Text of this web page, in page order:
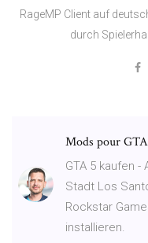
RageMP Client auf
durch
Mods pour
GTA 5 kaufen
Stadt Los
Rockstar
installieren.